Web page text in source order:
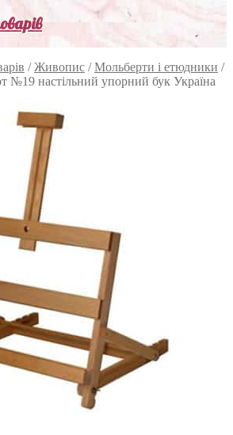
/Живопис /Мольберти і етюдники /
№19 настільний упорний бук Україна